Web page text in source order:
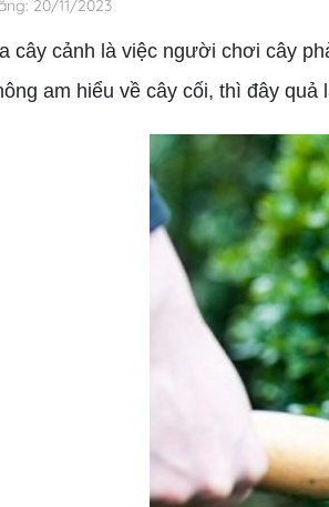
20/11/2023
cảnh là việc người chơi cây
am hiểu về cây cối, thì đây quả